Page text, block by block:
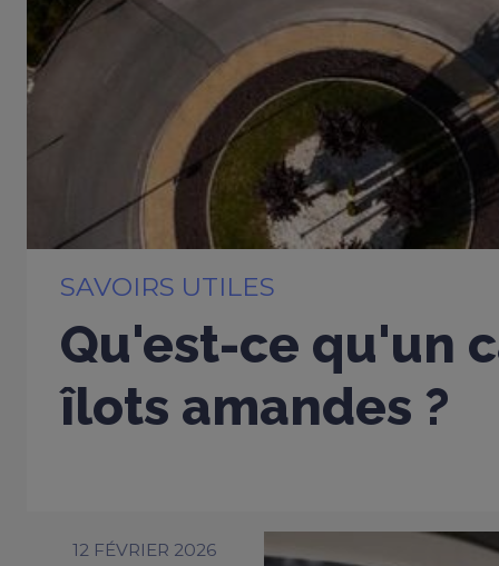
SAVOIRS UTILES
Qu'est-ce qu'un
îlots amandes ?
12 FÉVRIER 2026